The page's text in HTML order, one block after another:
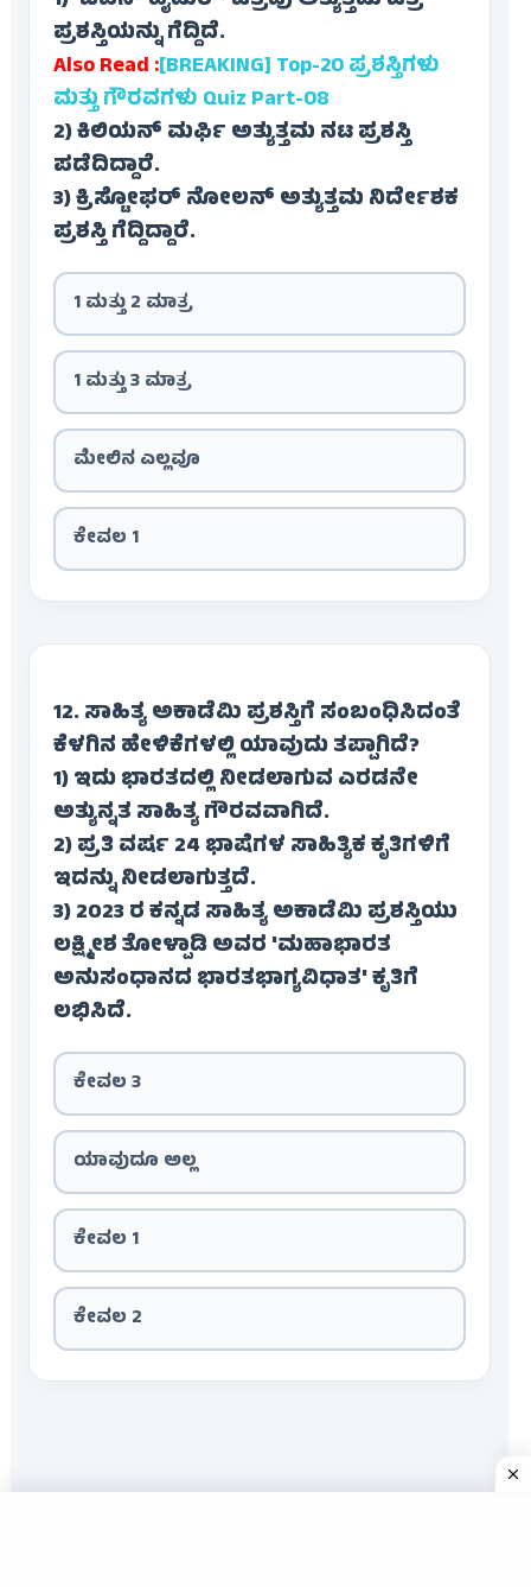
ಪ್ರಶಸ್ತಿಯನ್ನು ಗೆದ್ದಿದೆ.
Also Read :[BREAKING] Top-20 ಪ್ರಶಸ್ತಿಗಳು
ಮತ್ತು ಗೌರವಗಳು Quiz Part-08
2) ಕಿಲಿಯನ್ ಮರ್ಫಿ ಅತ್ಯುತ್ತಮ ನಟ ಪ್ರಶಸ್ತಿ
ಪಡೆದಿದ್ದಾರೆ.
3) ಕ್ರಿಸ್ಟೋಫರ್ ನೋಲನ್ ಅತ್ಯುತ್ತಮ ನಿರ್ದೇಶಕ
ಪ್ರಶಸ್ತಿ ಗೆದ್ದಿದ್ದಾರೆ.
1 ಮತ್ತು 2 ಮಾತ್ರ
1 ಮತ್ತು 3 ಮಾತ್ರ
ಮೇಲಿನ ಎಲ್ಲವೂ
ಕೇವಲ 1
12. ಸಾಹಿತ್ಯ ಅಕಾಡೆಮಿ ಪ್ರಶಸ್ತಿಗೆ ಸಂಬಂಧಿಸಿದಂತೆ
ಕೆಳಗಿನ ಹೇಳಿಕೆಗಳಲ್ಲಿ ಯಾವುದು ತಪ್ಪಾಗಿದೆ?
1) ಇದು ಭಾರತದಲ್ಲಿ ನೀಡಲಾಗುವ ಎರಡನೇ
ಅತ್ಯುನ್ನತ ಸಾಹಿತ್ಯ ಗೌರವವಾಗಿದೆ.
2) ಪ್ರತಿ ವರ್ಷ 24 ಭಾಷೆಗಳ ಸಾಹಿತ್ಯಿಕ ಕೃತಿಗಳಿಗೆ
ಇದನ್ನು ನೀಡಲಾಗುತ್ತದೆ.
3) 2023 ರ ಕನ್ನಡ ಸಾಹಿತ್ಯ ಅಕಾಡೆಮಿ ಪ್ರಶಸ್ತಿಯು
ಲಕ್ಷ್ಮೀಶ ತೋಳ್ಪಾಡಿ ಅವರ 'ಮಹಾಭಾರತ
ಅನುಸಂಧಾನದ ಭಾರತಭಾಗ್ಯವಿಧಾತ' ಕೃತಿಗೆ
ಲಭಿಸಿದೆ.
ಕೇವಲ 3
ಯಾವುದೂ ಅಲ್ಲ
ಕೇವಲ 1
ಕೇವಲ 2